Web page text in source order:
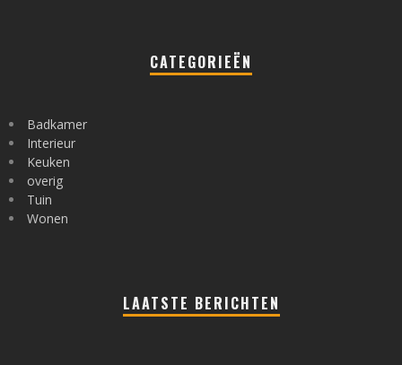
CATEGORIEËN
Badkamer
Interieur
Keuken
overig
Tuin
Wonen
LAATSTE BERICHTEN